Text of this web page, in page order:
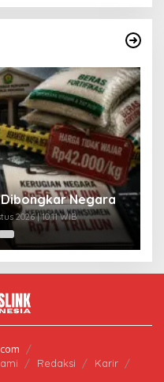
Negara
2026 | 10:11 WIB
Redaksi
Karir